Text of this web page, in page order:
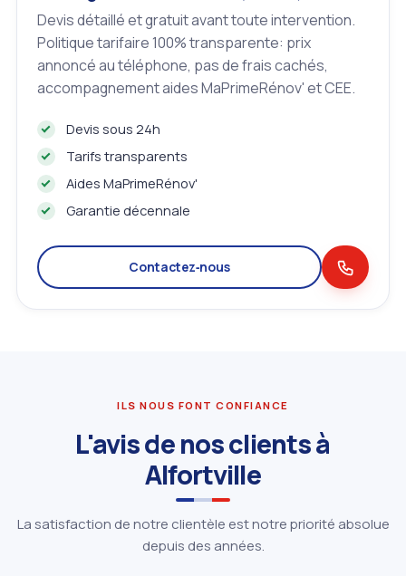
Devis détaillé et gratuit avant toute intervention.
Politique tarifaire 100% transparente: prix
annoncé au téléphone, pas de frais cachés,
accompagnement aides MaPrimeRénov' et CEE.
Devis sous 24h
Tarifs transparents
Aides MaPrimeRénov'
Garantie décennale
Contactez‑nous
ILS NOUS FONT CONFIANCE
L'avis de nos clients à
Alfortville
La satisfaction de notre clientèle est notre priorité absolue
depuis des années.